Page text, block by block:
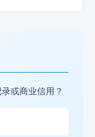
或商业信用？